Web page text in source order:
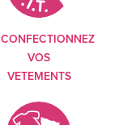
CONFECTIONNEZ
VOS
VETEMENTS